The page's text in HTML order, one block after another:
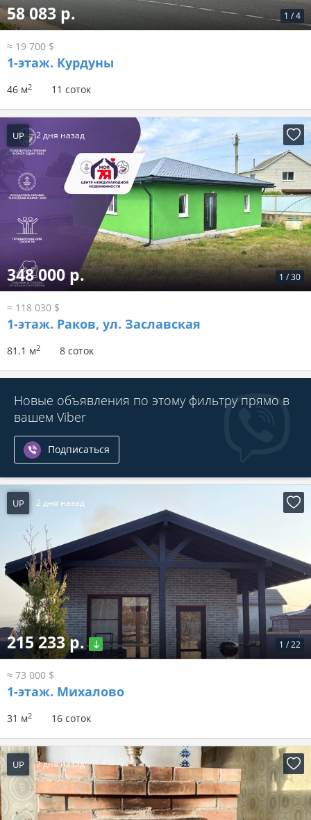
1 /4
58 083 р.
≈ 19 700 $
1-этаж. Курдуны
46 м2 11 соток
UP 2 дня назад
1 /30
348 000 р.
≈ 118 030 $
1-этаж. Раков, ул. Заславская
81.1 м2 8 соток
Новые объявления по этому фильтру прямо в
вашем Viber
Подписаться
UP 2 дня назад
1 /22
215 233 р.
≈ 73 000 $
1-этаж. Михалово
31 м2 16 соток
UP 2 дня назад